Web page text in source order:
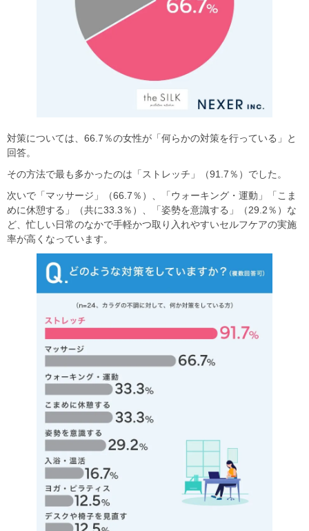
対策については、66.7％の女性が「何らかの対策を行っている」と
回答。
その方法で最も多かったのは「ストレッチ」（91.7％）でした。
次いで「マッサージ」（66.7％）、「ウォーキング・運動」「こま
めに休憩する」（共に33.3％）、「姿勢を意識する」（29.2％）な
ど、忙しい日常のなかで手軽かつ取り入れやすいセルフケアの実施
率が高くなっています。